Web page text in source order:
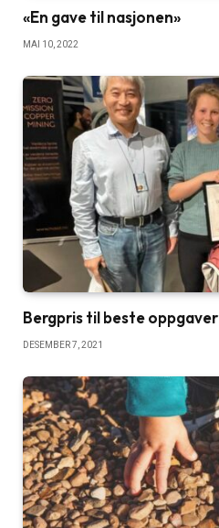
«En gave til nasjonen»
MAI 10, 2022
Bergpris til beste oppgaver
DESEMBER 7, 2021